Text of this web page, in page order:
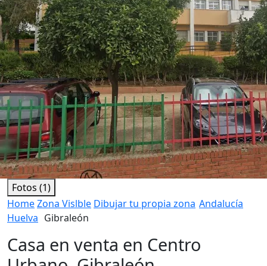
Fotos (1)
HomeZona Vislble Dibujar tu propia zona Andalucía
Huelva Gibraleón
Casa en venta en Centro